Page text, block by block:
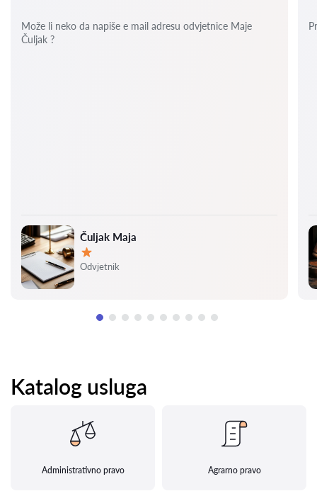
Čuljak Maja
Ocjena:
Odvjetnik
Može li neko da napiše e mail adresu odvjetnice Maje
Čuljak ?
Katalog usluga
Administrativno pravo Agrarno pravo